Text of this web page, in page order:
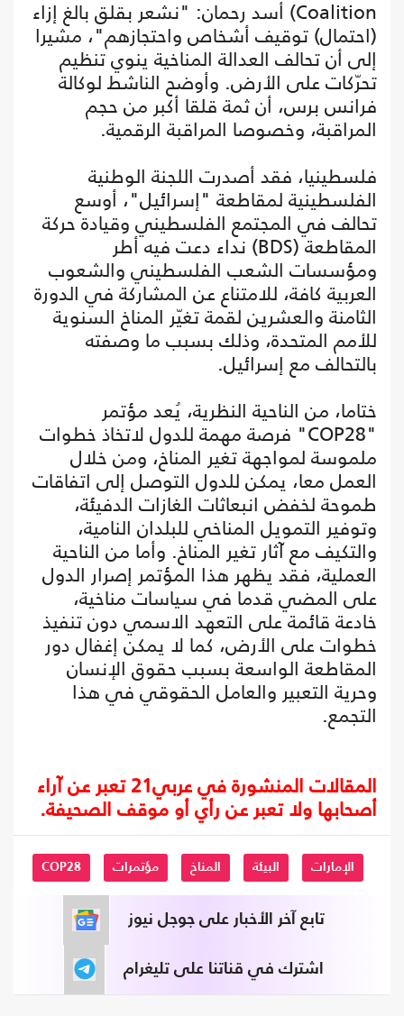
Coalition) أسد رحمان: "نشعر بقلق بالغ إزاء
(احتمال) توقيف أشخاص واحتجازهم"، مشيرا
إلى أن تحالف العدالة المناخية ينوي تنظيم
تحرّكات على الأرض. وأوضح الناشط لوكالة
فرانس برس، أن ثمة قلقا أكبر من حجم
المراقبة، وخصوصا المراقبة الرقمية.
فلسطينيا، فقد أصدرت اللجنة الوطنية
الفلسطينية لمقاطعة "إسرائيل"، أوسع
تحالف في المجتمع الفلسطيني وقيادة حركة
المقاطعة (BDS) نداء دعت فيه أطر
ومؤسسات الشعب الفلسطيني والشعوب
العربية كافة، للامتناع عن المشاركة في الدورة
الثامنة والعشرين لقمة تغيّر المناخ السنوية
للأمم المتحدة، وذلك بسبب ما وصفته
بالتحالف مع إسرائيل.
ختاما، من الناحية النظرية، يُعد مؤتمر
"COP28" فرصة مهمة للدول لاتخاذ خطوات
ملموسة لمواجهة تغير المناخ، ومن خلال
العمل معا، يمكن للدول التوصل إلى اتفاقات
طموحة لخفض انبعاثات الغازات الدفيئة،
وتوفير التمويل المناخي للبلدان النامية،
والتكيف مع آثار تغير المناخ. وأما من الناحية
العملية، فقد يظهر هذا المؤتمر إصرار الدول
على المضي قدما في سياسات مناخية،
خادعة قائمة على التعهد الاسمي دون تنفيذ
خطوات على الأرض، كما لا يمكن إغفال دور
المقاطعة الواسعة بسبب حقوق الإنسان
وحرية التعبير والعامل الحقوقي في هذا
التجمع.
المقالات المنشورة في عربي21 تعبر عن آراء
أصحابها ولا تعبر عن رأي أو موقف الصحيفة.
الإمارات البيئة المناخ مؤتمرات COP28
تابع آخر الأخبار على جوجل نيوز
اشترك في قناتنا على تليغرام